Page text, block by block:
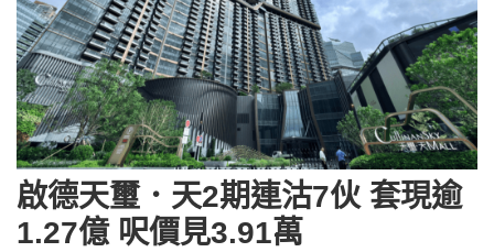
啟德天璽．天2期連沽7伙 套現逾
1.27億 呎價見3.91萬